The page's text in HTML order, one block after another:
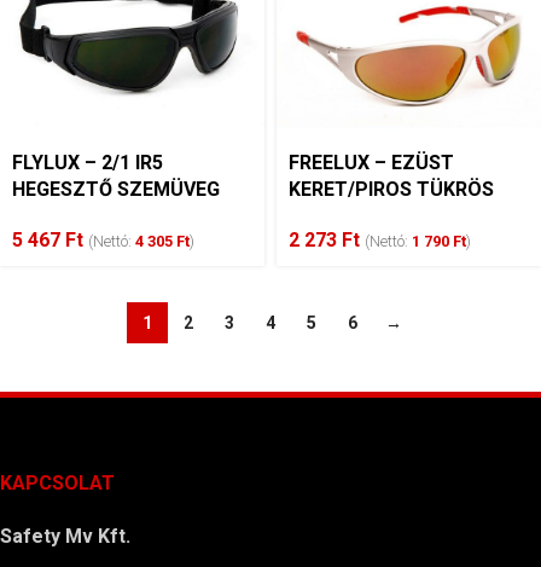
FLYLUX – 2/1 IR5
HEGESZTŐ SZEMÜVEG
5 467 Ft (Nettó: 4 305 Ft)
FREELUX – EZÜST
KERET/PIROS TÜKRÖS
2 273 Ft (Nettó: 1 790 Ft)
1 2 3 4 5 6 →
KAPCSOLAT
Safety Mv Kft.